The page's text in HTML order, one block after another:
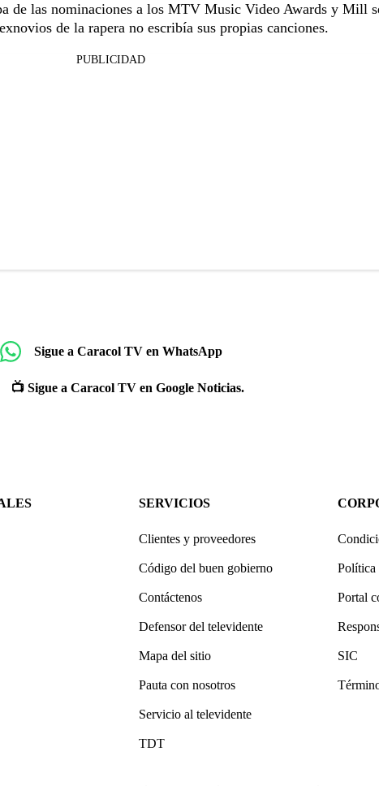
de las nominaciones a los MTV Music Video Awards y Mill
de la rapera no escribía sus propias canciones.
PUBLICIDAD
Sigue a Caracol TV en WhatsApp
📺 Sigue a Caracol TV en Google Noticias.
SERVICIOS
Clientes y proveedores
Código del buen gobierno
Contáctenos
Defensor del televidente
Mapa del sitio
Pauta con nosotros
Servicio al televidente
TDT
Política
Portal
SIC